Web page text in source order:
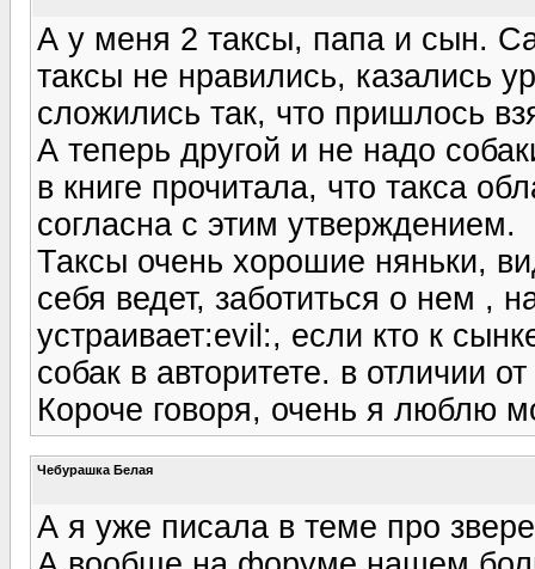
А у меня 2 таксы, папа и сын.
таксы не нравились, казались
сложились так, что пришлось
А теперь другой и не надо
в книге прочитала, что такса
согласна с этим утверждением.
Таксы очень хорошие няньки,
себя ведет, заботиться о нем ,
устраивает:evil:, если кто к
собак в авторитете. в отличии
Короче говоря, очень я люблю
Чебурашка Белая
А я уже писала в теме про